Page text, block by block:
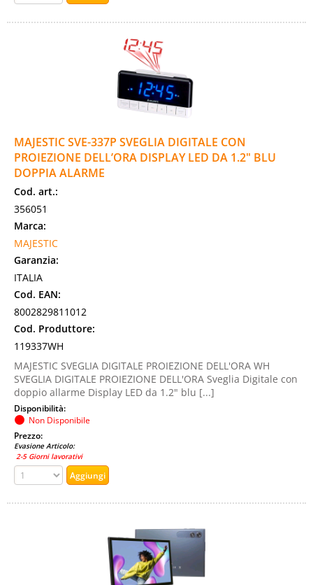
MAJESTIC SVE-337P SVEGLIA DIGITALE CON
PROIEZIONE DELL’ORA DISPLAY LED DA 1.2" BLU
DOPPIA ALARME
Cod. art.:
356051
Marca:
MAJESTIC
Garanzia:
ITALIA
Cod. EAN:
8002829811012
Cod. Produttore:
119337WH
MAJESTIC SVEGLIA DIGITALE PROIEZIONE DELL'ORA WH
SVEGLIA DIGITALE PROIEZIONE DELL'ORA Sveglia Digitale con
doppio allarme Display LED da 1.2" blu [...]
Disponibilità:
Non Disponibile
Prezzo:
Evasione Articolo:
2-5 Giorni lavorativi